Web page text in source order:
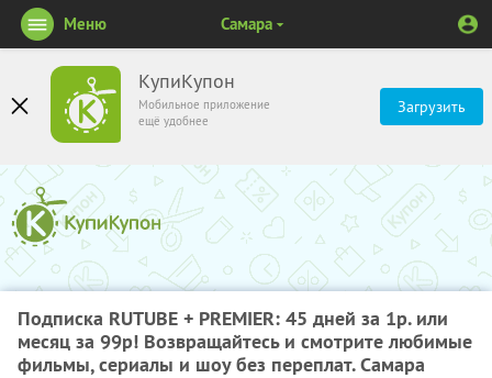
КупиКупон
Мобильное приложение
ещё удобнее
Загрузить
Меню Самара
Подписка RUTUBE + PREMIER: 45 дней за 1р. или
месяц за 99р! Возвращайтесь и смотрите любимые
фильмы, сериалы и шоу без переплат. Самара